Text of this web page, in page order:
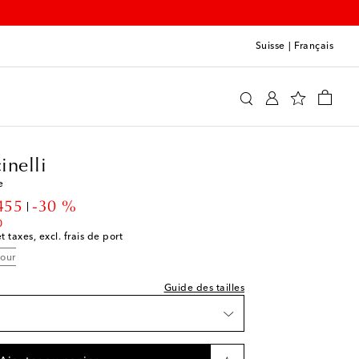
Suisse Français
price
-30 %
taxes, excl. frais de port
Guide des tailles